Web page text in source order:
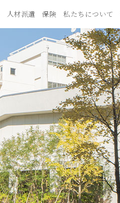
人材派遣 保険 私たちについて